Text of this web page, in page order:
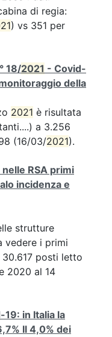
di regia:
) vs 351 per
18/2021 - Covid-
della
2021 è risultata
a 3.256
(16/03/2021).
RSA primi
incidenza e
strutture
vedere i primi
posti letto
2020 al 14
19: in Italia la
Il 4,0% dei